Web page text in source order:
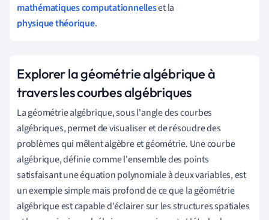
mathématiques computationnelleset la
physique théorique.
Explorer la géométrie algébrique à
travers les courbes algébriques
La géométrie algébrique, sous l'angle des courbes
algébriques, permet de visualiser et de résoudre des
problèmes qui mêlent algèbre et géométrie. Une courbe
algébrique, définie comme l'ensemble des points
satisfaisant une équation polynomiale à deux variables, est
un exemple simple mais profond de ce que la géométrie
algébrique est capable d'éclairer sur les structures spatiales